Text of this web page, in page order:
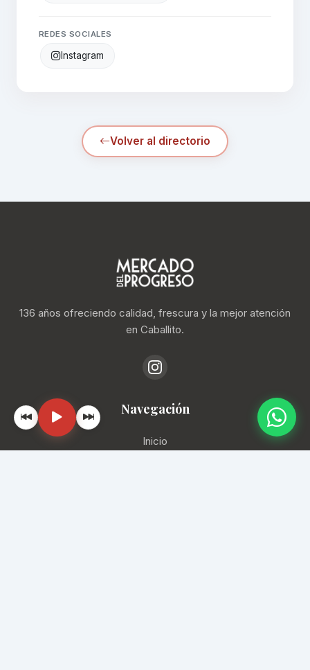
REDES SOCIALES
Instagram
Volver al directorio
136 años ofreciendo calidad, frescura y la mejor atención
en Caballito.
Navegación
Inicio